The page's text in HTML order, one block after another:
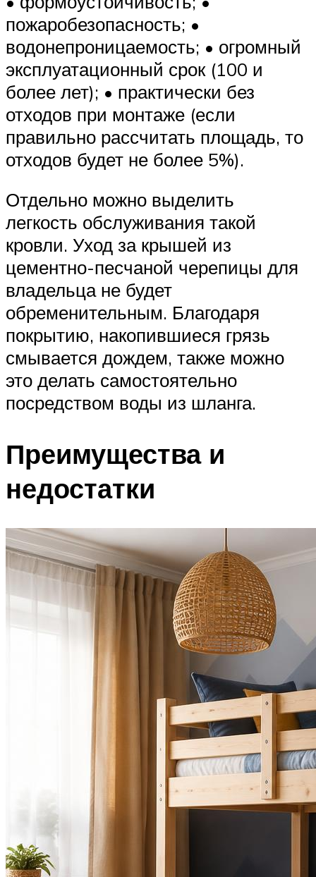
пожаробезопасность; •
водонепроницаемость; • огромный
эксплуатационный срок (100 и
более лет); • практически без
отходов при монтаже (если
правильно рассчитать площадь, то
отходов будет не более 5%).
Отдельно можно выделить
легкость обслуживания такой
кровли. Уход за крышей из
цементно-песчаной черепицы для
владельца не будет
обременительным. Благодаря
покрытию, накопившиеся грязь
смывается дождем, также можно
это делать самостоятельно
посредством воды из шланга.
Преимущества и
недостатки